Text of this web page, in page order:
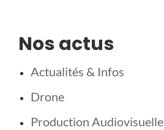
Nos actus
Actualités & Infos
Drone
Production Audiovisuelle